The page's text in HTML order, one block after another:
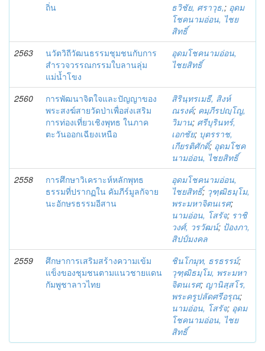
ถิ่น
ธวิชัย, ศราวุธ,; อุดม
โชคนามอ่อน, ไชย
สิทธิ์
2563
นวัตวิถีวัฒนธรรมชุมชนกับการ
สำรวจวรรณกรรมใบลานลุ่ม
แม่น้ำโขง
อุดมโชคนามอ่อน,
ไชยสิทธิ์
2560
การพัฒนาจิตใจและปัญญาของ
พระสงฆ์สายวัดป่าเพื่อส่งเสริม
การท่องเที่ยวเชิงพุทธ ในภาค
ตะวันออกเฉียงเหนือ
สิรินฺทรเมธี, สิงห์
ณรงค์; คมฺภีรปญฺโญ,
วิมาน; ศรีบุรินทร์,
เอกชัย; บุตรราช,
เกียรติศักดิ์; อุดมโชค
นามอ่อน, ไชยสิทธิ์
2558
การศึกษาวิเคราะห์หลักพุทธ
ธรรมที่ปรากฏใน คัมภีร์มูลกัจาย
นะอักษรธรรมอีสาน
อุดมโชคนามอ่อน,
ไชยสิทธิ์; วุฑฺฒิธมฺโม,
พระมหาจิตนเรศ;
นามอ่อน, โสรัจ; ราชิ
วงศ์, วรวัฒน์; ป้องภา,
สิปป์มงคล
2559
ศึกษาการเสริมสร้างความเข้ม
แข็งของชุมชนตามแนวชายแดน
กัมพูชาลาวไทย
ชินโกมุท, ธรธรรม์;
วุฑฺฒิธมฺโม, พระมหา
จิตนเรศ; ญานิสฺสโร,
พระครูปลัดศรีอรุณ;
นามอ่อน, โสรัจ; อุดม
โชคนามอ่อน, ไชย
สิทธิ์